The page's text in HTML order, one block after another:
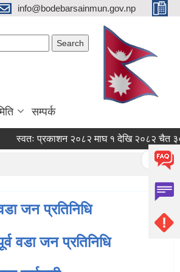
info@bodebarsainmun.gov.np
सम्पर्क
स्वतः प्रकाशन २०८२ माघ १ देखि २०८२ चैत ३०
जन प्रतिनिधि
वडा जन प्रतिनिधि